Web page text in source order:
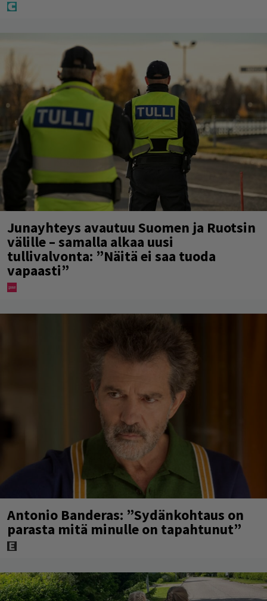
Junayhteys avautuu Suomen ja Ruotsin
välille – samalla alkaa uusi
tullivalvonta: ”Näitä ei saa tuoda
vapaasti”
Antonio Banderas: ”Sydänkohtaus on
parasta mitä minulle on tapahtunut”